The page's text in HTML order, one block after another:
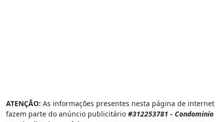
ATENÇÃO: As informações presentes nesta página de internet
fazem parte do anúncio publicitário #312253781 - Condominio